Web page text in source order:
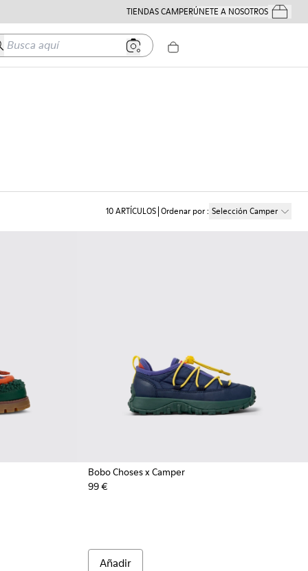
TIENDAS CAMPERÚNETE A NOSOTROSTus
aquí
10ARTÍCULOS Ordenar por: Selección Camper
niños.
para niños.
multicolor para niños.
Bobo Choses x Camper
99 €
Añadir